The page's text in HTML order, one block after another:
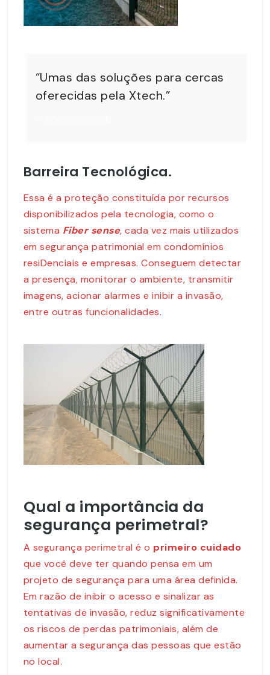
“Umas das soluções para cercas
oferecidas pela Xtech.”
Barreira Tecnológica.
Essa é a proteção constituída por recursos
disponibilizados pela tecnologia, como o
sistema Fiber sense, cada vez mais utilizados
em segurança patrimonial em condomínios
resiDenciais e empresas. Conseguem detectar
a presença, monitorar o ambiente, transmitir
imagens, acionar alarmes e inibir a invasão,
entre outras funcionalidades.
Qual a importância da
segurança perimetral?
A segurança perimetral é o primeiro cuidado
que você deve ter quando pensa em um
projeto de segurança para uma área definida.
Em razão de inibir o acesso e sinalizar as
tentativas de invasão, reduz significativamente
os riscos de perdas patrimoniais, além de
aumentar a segurança das pessoas que estão
no local.